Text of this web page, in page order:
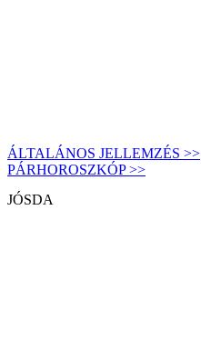
ÁLTALÁNOS JELLEMZÉS >>
PÁRHOROSZKÓP >>
JÓSDA